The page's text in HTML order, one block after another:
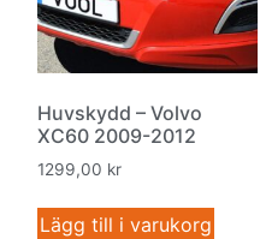
Huvskydd – Volvo
XC60 2009-2012
1299,00 kr
Lägg till i varukorg